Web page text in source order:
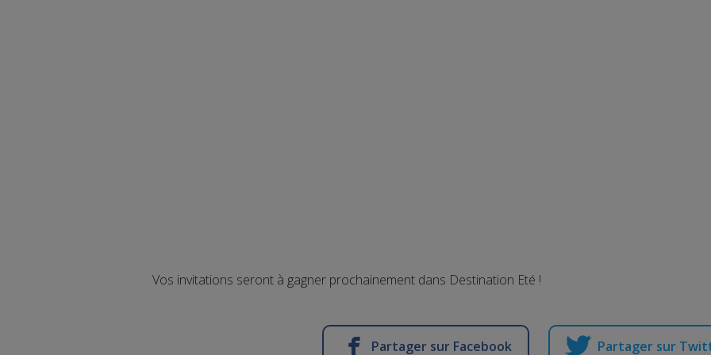
Vos invitations seront à gagner prochainement dans Destination Eté !
Partager sur Facebook Partager sur